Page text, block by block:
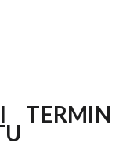
TERMIN